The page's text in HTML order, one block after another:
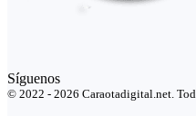
Síguenos
© 2022 - 2026 Caraotadigital.net.